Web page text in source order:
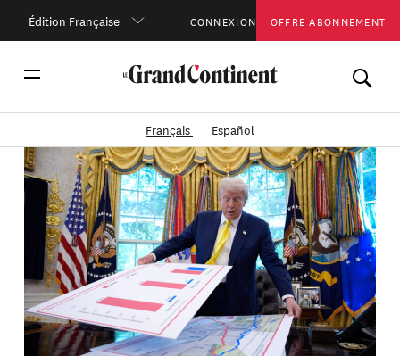
Édition Française CONNEXION OFFRE ABONNEMENT
Français Español